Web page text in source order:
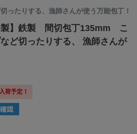
ったりする、漁師さんが使う万能包丁！
製】鉄製 間切包丁135mm こ
ど切ったりする、 漁師さんが
荷予定！